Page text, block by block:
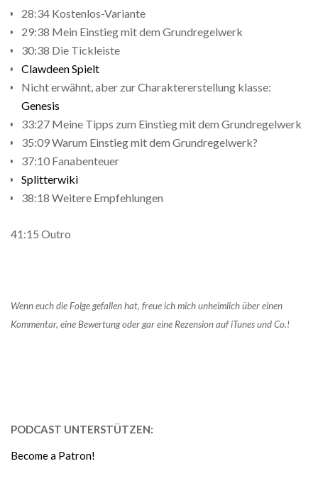
28:34 Kostenlos-Variante
29:38 Mein Einstieg mit dem Grundregelwerk
30:38 Die Tickleiste
Clawdeen Spielt
Nicht erwähnt, aber zur Charaktererstellung klasse:
Genesis
33:27 Meine Tipps zum Einstieg mit dem Grundregelwerk
35:09 Warum Einstieg mit dem Grundregelwerk?
37:10 Fanabenteuer
Splitterwiki
38:18 Weitere Empfehlungen
41:15 Outro
Wenn euch die Folge gefallen hat, freue ich mich unheimlich über einen
Kommentar, eine Bewertung oder gar eine Rezension auf iTunes und Co.!
PODCAST UNTERSTÜTZEN:
Become a Patron!